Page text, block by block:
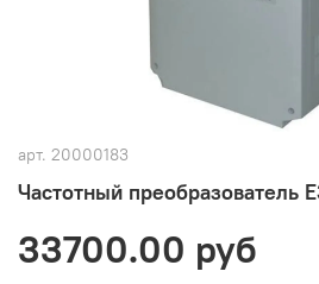
арт. 20000183
Частотный преобразователь
33700.00 руб